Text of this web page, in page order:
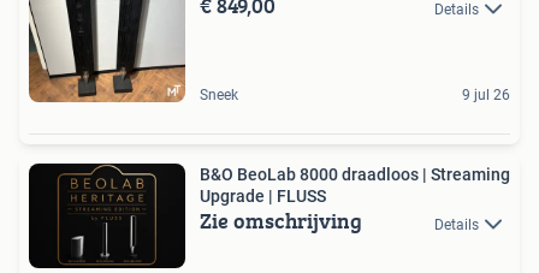
Details
Sneek 9 jul 26
B&O BeoLab 8000 draadloos | Streaming
Upgrade | FLUSS
Zie omschrijving Details